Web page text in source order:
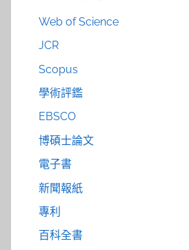
Web of Science
JCR
Scopus
學術評鑑
EBSCO
博碩士論文
電子書
新聞報紙
專利
百科全書